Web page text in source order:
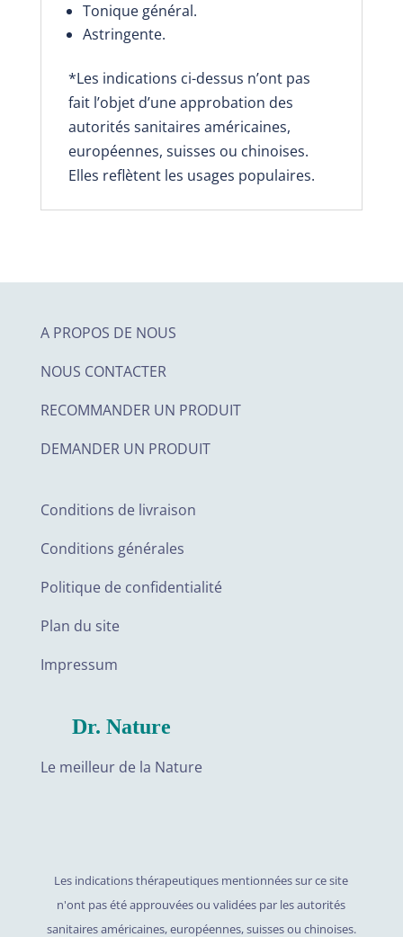
Tonique général.
Astringente.
*Les indications ci-dessus n’ont pas
fait l’objet d’une approbation des
autorités sanitaires américaines,
européennes, suisses ou chinoises.
Elles reflètent les usages populaires.
A PROPOS DE NOUS
NOUS CONTACTER
RECOMMANDER UN PRODUIT
DEMANDER UN PRODUIT
Conditions de livraison
Conditions générales
Politique de confidentialité
Plan du site
Impressum
Dr. Nature
Le meilleur de la Nature
Les indications thérapeutiques mentionnées sur ce site
n'ont pas été approuvées ou validées par les autorités
sanitaires américaines, européennes, suisses ou chinoises.